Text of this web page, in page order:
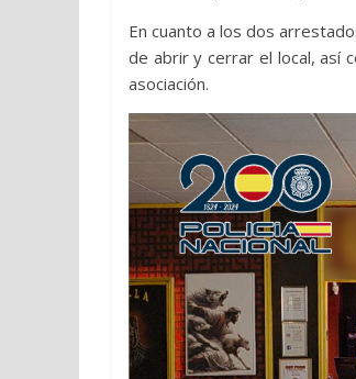
En cuanto a los dos
de abrir y cerrar el local, así
asociación.